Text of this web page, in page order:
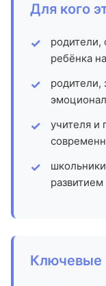
Для кого
ребёнка
родители,
учителя и
Ключевые